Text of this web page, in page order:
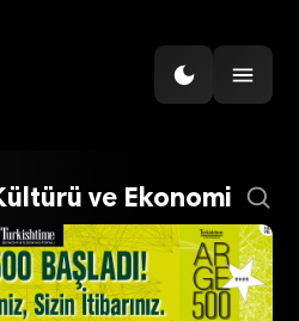
ve Ekonomi